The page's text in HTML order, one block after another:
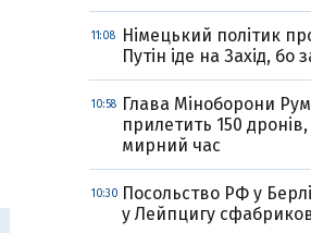
11:08
Німецький політик
Путін іде на Захід, бо
10:58
Глава Міноборони
прилетить 150
мирний час
10:30 Посольство РФ у
у Лейпцигу